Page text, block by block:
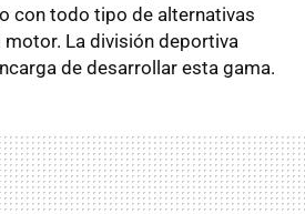
con todo tipo de alternativas
La división deportiva
de desarrollar esta gama.